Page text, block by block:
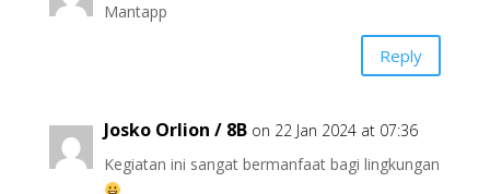
Mantapp
Reply
Josko Orlion / 8B on 22 Jan 2024 at 07:36
Kegiatan ini sangat bermanfaat bagi lingkungan